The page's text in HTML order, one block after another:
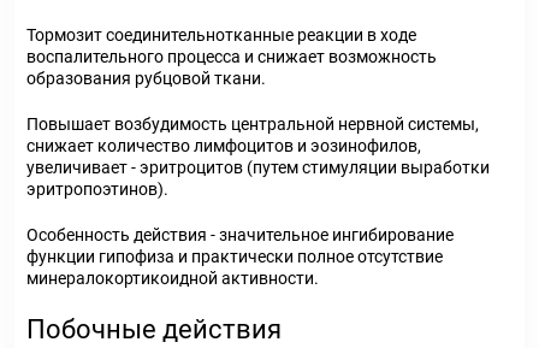
Тормозит соединительнотканные реакции в ходе
воспалительного процесса и снижает возможность
образования рубцовой ткани.
Повышает возбудимость центральной нервной системы,
снижает количество лимфоцитов и эозинофилов,
увеличивает - эритроцитов (путем стимуляции выработки
эритропоэтинов).
Особенность действия - значительное ингибирование
функции гипофиза и практически полное отсутствие
минералокортикоидной активности.
Побочные действия